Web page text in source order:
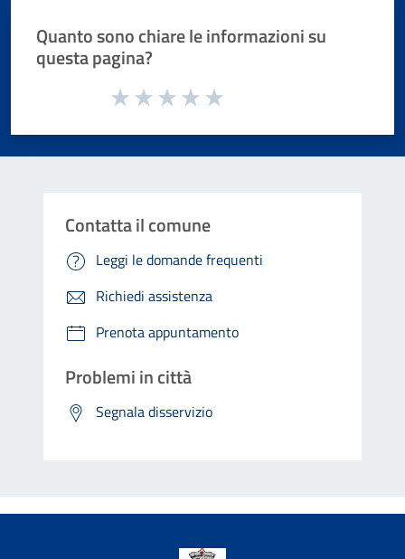
Quanto sono chiare le informazioni su
questa pagina?
Valuta da 1 a 5 stelle la pagina
Contatta il comune
Leggi le domande frequenti
Richiedi assistenza
Prenota appuntamento
Problemi in città
Segnala disservizio